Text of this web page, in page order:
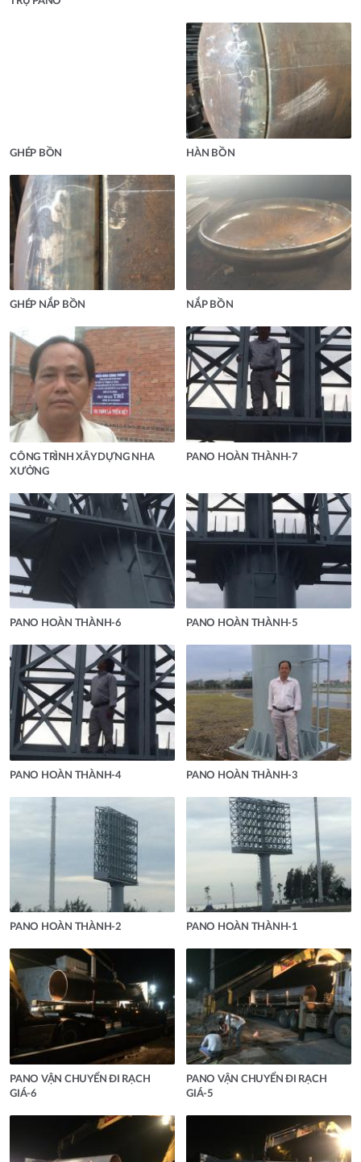
GHÉP BỒN HÀN BỒN
GHÉP NẮP BỒN NẮP BỒN
CÔNG TRÌNH XÂY DỰNG NHA
XƯỞNG
PANO HOÀN THÀNH-7
PANO HOÀN THÀNH-6 PANO HOÀN THÀNH-5
PANO HOÀN THÀNH-4 PANO HOÀN THÀNH-3
PANO HOÀN THÀNH-2 PANO HOÀN THÀNH-1
PANO VẬN CHUYỂN ĐI RẠCH
GIÁ-6
PANO VẬN CHUYỂN ĐI RẠCH
GIÁ-5